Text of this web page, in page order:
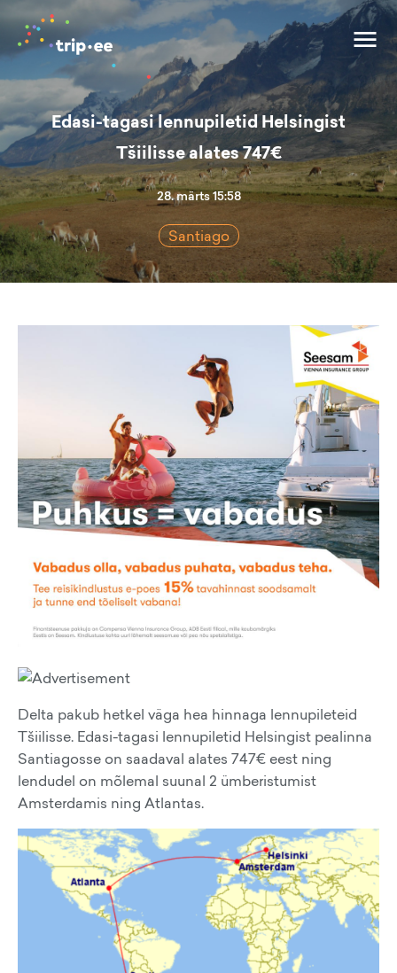
Edasi-tagasi lennupiletid Helsingist
Tšiilisse alates 747€
28. märts 15:58
Santiago
Delta pakub hetkel väga hea hinnaga lennupileteid
Tšiilisse. Edasi-tagasi lennupiletid Helsingist pealinna
Santiagosse on saadaval alates 747€ eest ning
lendudel on mõlemal suunal 2 ümberistumist
Amsterdamis ning Atlantas.